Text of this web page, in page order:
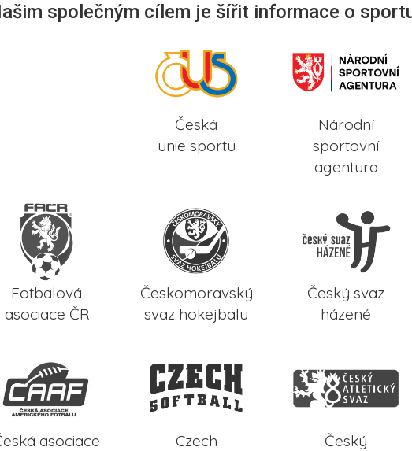
společným cílem je šířit informace o
Česká
unie sportu
Národní
sportovní
agentura
Fotbalová
asociace ČR
Českomoravský
svaz hokejbalu
Český svaz
házené
asociace
Czech
Český